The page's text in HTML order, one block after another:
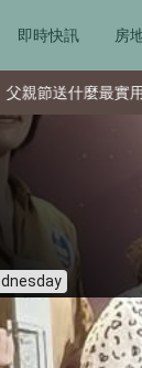
即時快訊 房
用？從聚餐、運